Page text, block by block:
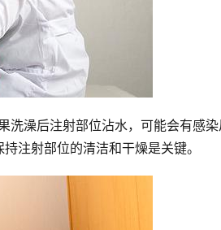
洗澡后注射部位沾水，可能会有感
注射部位的清洁和干燥是关键。